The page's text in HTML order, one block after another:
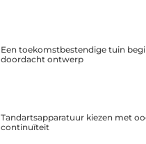
Een toekomstbestendige tuin
doordacht ontwerp
Tandartsapparatuur kiezen met
continuïteit